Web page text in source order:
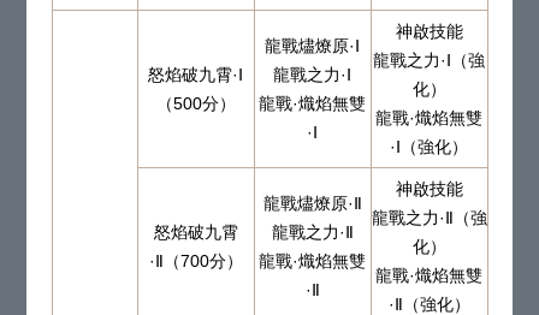
怒焰破九霄·Ⅰ
（500分）
龍戰燼燎原·Ⅰ
龍戰之力·Ⅰ
龍戰·熾焰無雙
·Ⅰ
神啟技能
龍戰之力·Ⅰ（強
化）
龍戰·熾焰無雙
·Ⅰ（強化）
怒焰破九霄
·Ⅱ（700分）
龍戰燼燎原·Ⅱ
龍戰之力·Ⅱ
龍戰·熾焰無雙
·Ⅱ
神啟技能
龍戰之力·Ⅱ（強
化）
龍戰·熾焰無雙
·Ⅱ（強化）